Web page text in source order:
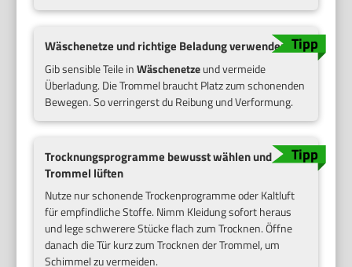
Wäschenetze und richtige Beladung verwenden
Gib sensible Teile inWäschenetzeund vermeide
Überladung. Die Trommel braucht Platz zum schonenden
Bewegen. So verringerst du Reibung und Verformung.
Trocknungsprogramme bewusst wählen und
Trommel lüften
Nutze nur schonende Trockenprogramme oder Kaltluft
für empfindliche Stoffe. Nimm Kleidung sofort heraus
und lege schwerere Stücke flach zum Trocknen. Öffne
danach die Tür kurz zum Trocknen der Trommel, um
Schimmel zu vermeiden.